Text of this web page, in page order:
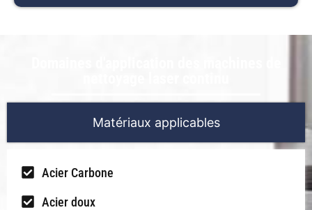
Matériaux applicables
Acier Carbone
Acier doux